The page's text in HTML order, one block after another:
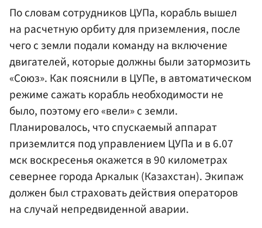
По словам сотрудников ЦУПа, корабль вышел
на расчетную орбиту для приземления, после
чего с земли подали команду на включение
двигателей, которые должны были затормозить
«Союз». Как пояснили в ЦУПе, в автоматическом
режиме сажать корабль необходимости не
было, поэтому его «вели» с земли.
Планировалось, что спускаемый аппарат
приземлится под управлением ЦУПа и в 6.07
мск воскресенья окажется в 90 километрах
севернее города Аркалык (Казахстан). Экипаж
должен был страховать действия операторов
на случай непредвиденной аварии.